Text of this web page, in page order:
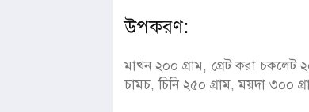
উপকরণ:
মাখন ২০০ গ্রাম, গ্রেট করা চকলেট
চামচ, চিনি ২৫০ গ্রাম, ময়দা ৩০০